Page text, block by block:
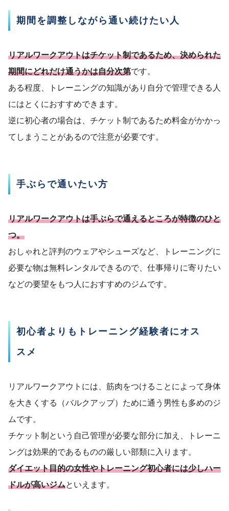
期間を調整しながら通い続けたい人
リアルワークアウトはチケット制であるため、決められた
期間にどれだけ通うかは自分次第です。
ある程度、トレーニングの知識があり自分で管理できる人
にはとくにおすすめできます。
逆に初心者の場合は、チケット制であるため料金がかかっ
てしまうことがあるので注意が必要です。
手ぶらで通いたい方
リアルワークアウトは手ぶらで通えるところが特徴のひと
つ。
おしゃれと評判のウェアやシューズなど、トレーニングに
必要な物は無料レンタルできるので、仕事帰りに寄りたい
などの要望をもつ人におすすめのジムです。
初心者よりもトレーニング経験者にオ ス
スメ
リアルワークアウトには、筋肉をつけることによって身体
を大きくする（バルクアップ）ために通う男性も多めのジ
ムです。
チケット制という自己管理が必要な部分に加え、トレーニ
ングは効果的であるものの厳しい部類に入ります。
ダイエット目的の女性やトレーニング初心者には少しハー
ドルが高いジムといえます。